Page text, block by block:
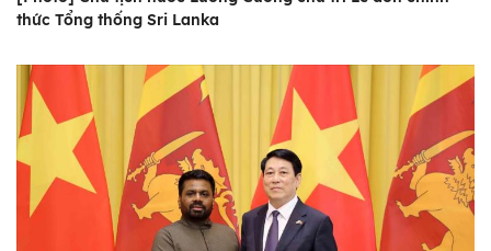
thức Tổng thống Sri Lanka